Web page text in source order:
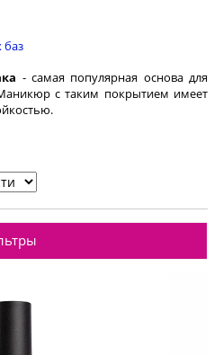
- самая популярная основа для
с таким покрытием имеет